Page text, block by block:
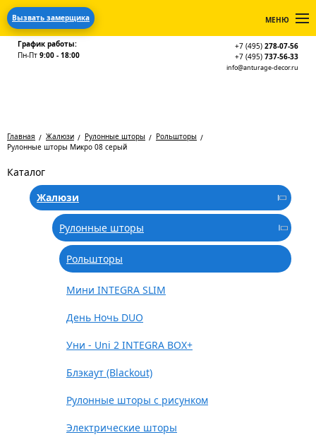
Вызвать замерщика МЕНЮ
График работы:
Пн-Пт 9:00 - 18:00
+7 (495) 278-07-56
+7 (495) 737-56-33
info@anturage-decor.ru
Главная Жалюзи Рулонные шторы
Рольшторы
Рулонные шторы Микро 08 серый
Каталог
Жалюзи
Рулонные шторы
Рольшторы
Мини INTEGRA SLIM
День Ночь DUO
Уни - Uni 2 INTEGRA BOX+
Блэкаут (Blackout)
Рулонные шторы с рисунком
Электрические шторы